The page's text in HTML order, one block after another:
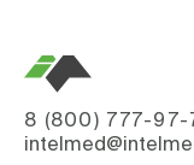
8 (800) 777-97-